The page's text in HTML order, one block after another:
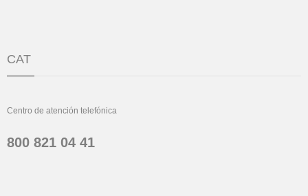
CAT
Centro de atención telefónica
800 821 04 41